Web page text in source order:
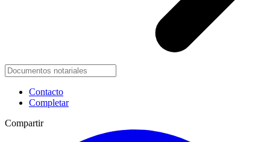
Contacto
Completar
Compartir